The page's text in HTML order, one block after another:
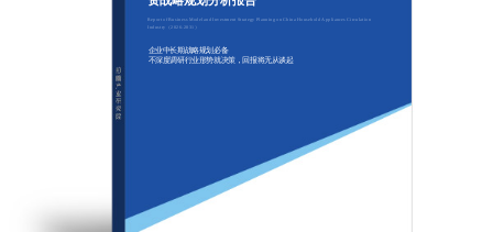
Report of Business Model and Investment Strategy Planning on China Household Appliances Circulation
Industry（2026-2031）
企业中长期战略规划必备
不深度调研行业形势就决策，回报将无从谈起